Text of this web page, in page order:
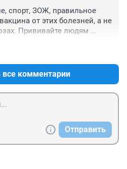
спорт, ЗОЖ, правильное
от этих болезней, а не
Прививайте людям
все комментарии
Отправить